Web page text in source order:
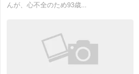
んが、心不全のため93歳...